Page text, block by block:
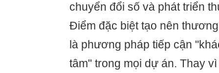
chuyển đổi số và phát triển
Điểm đặc biệt tạo nên
là phương pháp tiếp cận
tâm" trong mọi dự án. Thay